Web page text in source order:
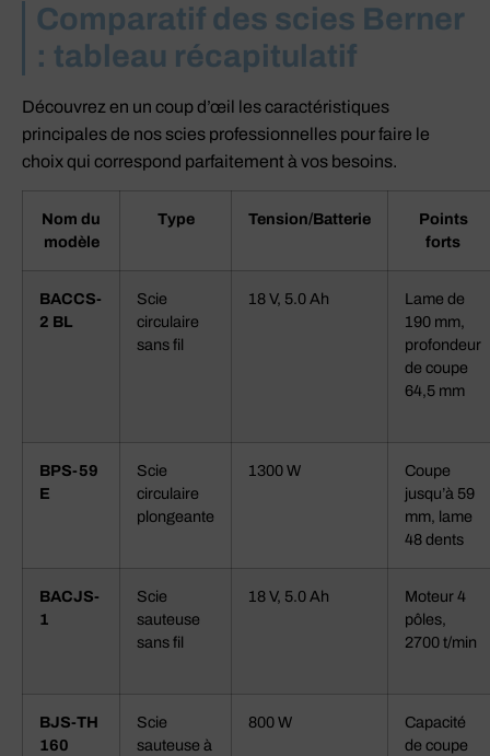
Comparatif des scies Berner
: tableau récapitulatif
Découvrez en un coup d’œil les caractéristiques
principales de nos scies professionnelles pour faire le
choix qui correspond parfaitement à vos besoins.
Nom du
modèle
Type Tension/Batterie
Points
forts
BACCS-
2 BL
Scie
circulaire
sans fil
18 V, 5.0 Ah
Lame de
190 mm,
profondeur
de coupe
64,5 mm
BPS-59
E
Scie
circulaire
plongeante
1300 W
Coupe
jusqu’à 59
mm, lame
48 dents
BACJS-
1
Scie
sauteuse
sans fil
18 V, 5.0 Ah
Moteur 4
pôles,
2700 t/min
BJS-TH
160
Scie
sauteuse à
800 W
Capacité
de coupe